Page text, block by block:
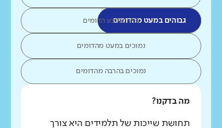
גבוהים במעט מהדומיםכמו ממוצע הדומים
נמוכים במעט מהדומים
נמוכים בהרבה מהדומים
מה בדקנו?
תחושת שייכות של תלמידים היא צורך